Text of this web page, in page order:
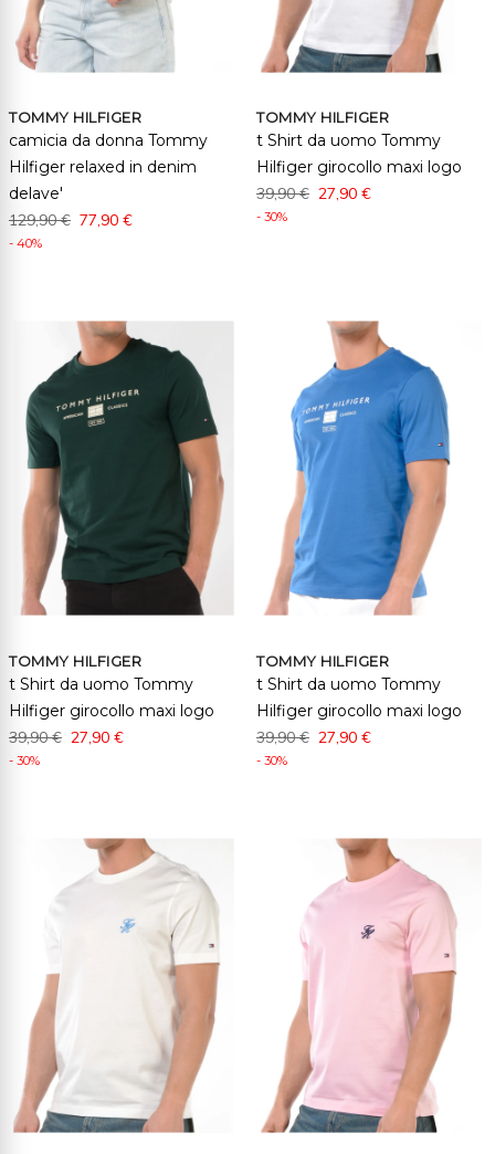
TOMMY HILFIGER
camicia da donna Tommy
Hilfiger relaxed in denim
delave'
129,90 € 77,90 €
- 40%
TOMMY HILFIGER
t Shirt da uomo Tommy
Hilfiger girocollo maxi logo
39,90 € 27,90 €
- 30%
TOMMY HILFIGER
t Shirt da uomo Tommy
Hilfiger girocollo maxi logo
39,90 € 27,90 €
- 30%
TOMMY HILFIGER
t Shirt da uomo Tommy
Hilfiger girocollo maxi logo
39,90 € 27,90 €
- 30%